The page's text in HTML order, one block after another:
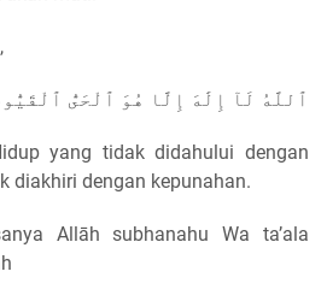
ٱللَّهُ لَآ إِلَٰهَ إِلَّا هُوَ ٱلْحَىُّ
yang tidak didahului dengan
diakhiri dengan kepunahan.
Allāh subhanahu Wa ta’ala